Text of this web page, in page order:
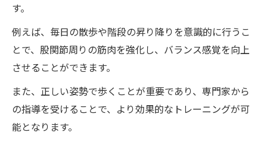
す。
例えば、毎日の散歩や階段の昇り降りを意識的に行うこ
とで、股関節周りの筋肉を強化し、バランス感覚を向上
させることができます。
また、正しい姿勢で歩くことが重要であり、専門家から
の指導を受けることで、より効果的なトレーニングが可
能となります。